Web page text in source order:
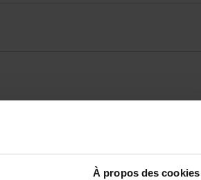
À propos des cookies